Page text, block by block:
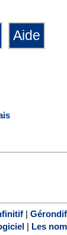
| Gérondif
Les